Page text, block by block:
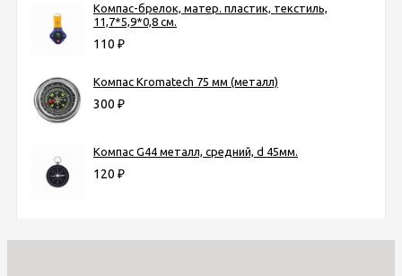
Компас-брелок, матер. пластик, текстиль,
11,7*5,9*0,8 см.
110 ₽
Компас Kromatech 75 мм (металл)
300 ₽
Компас G44 металл, средний, d 45мм.
120 ₽